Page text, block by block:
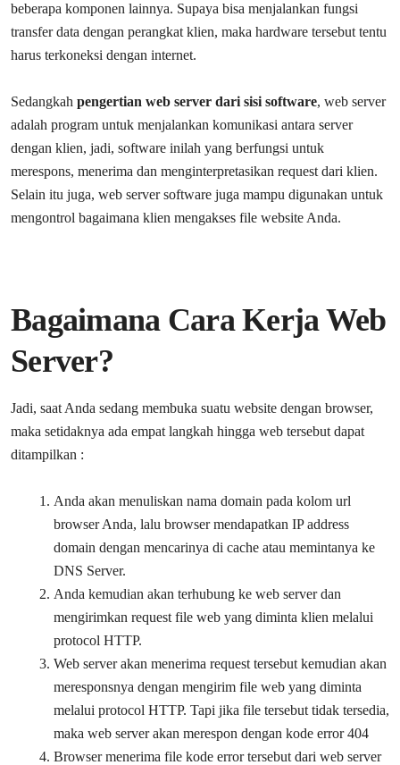
beberapa komponen lainnya. Supaya bisa menjalankan fungsi
transfer data dengan perangkat klien, maka hardware tersebut tentu
harus terkoneksi dengan internet.
Sedangkah pengertian web server dari sisi software, web server
adalah program untuk menjalankan komunikasi antara server
dengan klien, jadi, software inilah yang berfungsi untuk
merespons, menerima dan menginterpretasikan request dari klien.
Selain itu juga, web server software juga mampu digunakan untuk
mengontrol bagaimana klien mengakses file website Anda.
Bagaimana Cara Kerja Web
Server?
Jadi, saat Anda sedang membuka suatu website dengan browser,
maka setidaknya ada empat langkah hingga web tersebut dapat
ditampilkan :
Anda akan menuliskan nama domain pada kolom url
browser Anda, lalu browser mendapatkan IP address
domain dengan mencarinya di cache atau memintanya ke
DNS Server.
Anda kemudian akan terhubung ke web server dan
mengirimkan request file web yang diminta klien melalui
protocol HTTP.
Web server akan menerima request tersebut kemudian akan
meresponsnya dengan mengirim file web yang diminta
melalui protocol HTTP. Tapi jika file tersebut tidak tersedia,
maka web server akan merespon dengan kode error 404
Browser menerima file kode error tersebut dari web server